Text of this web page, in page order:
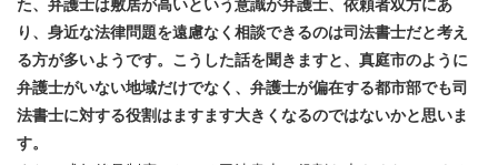
り、身近な法律問題を遠慮なく相談できるのは司法書士だと考え
る方が多いようです。こうした話を聞きますと、真庭市のように
弁護士がいない地域だけでなく、弁護士が偏在する都市部でも司
法書士に対する役割はますます大きくなるのではないかと思いま
す。